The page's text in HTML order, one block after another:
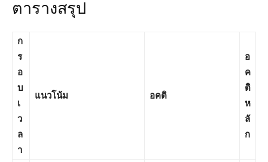
ตารางสรุป
ก
ร
อ
บ
เ
ว
ล
า
แนวโน้ม อคติ
อ
ค
ติ
ห
ลั
ก